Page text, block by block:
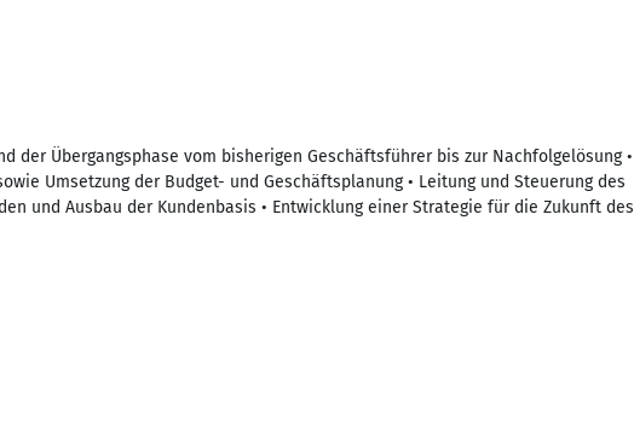
der Übergangsphase vom bisherigen Geschäftsführer bis zur Nachfolgelösung •
Umsetzung der Budget- und Geschäftsplanung • Leitung und Steuerung des
und Ausbau der Kundenbasis • Entwicklung einer Strategie für die Zukunft des